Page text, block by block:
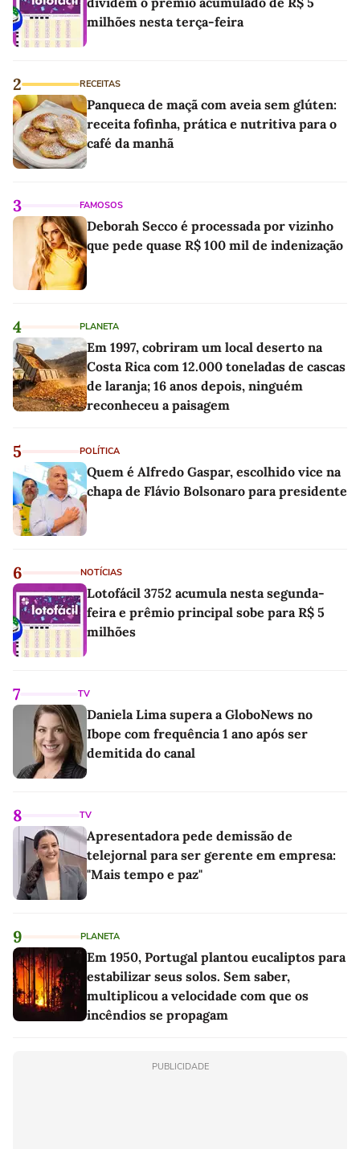
milhões nesta terça-feira
2 RECEITAS
Panqueca de maçã com aveia sem glúten:
receita fofinha, prática e nutritiva para o
café da manhã
3 FAMOSOS
Deborah Secco é processada por vizinho
que pede quase R$ 100 mil de indenização
4 PLANETA
Em 1997, cobriram um local deserto na
Costa Rica com 12.000 toneladas de cascas
de laranja; 16 anos depois, ninguém
reconheceu a paisagem
5 POLÍTICA
Quem é Alfredo Gaspar, escolhido vice na
chapa de Flávio Bolsonaro para presidente
6 NOTÍCIAS
Lotofácil 3752 acumula nesta segunda-
feira e prêmio principal sobe para R$ 5
milhões
7 TV
Daniela Lima supera a GloboNews no
Ibope com frequência 1 ano após ser
demitida do canal
8 TV
Apresentadora pede demissão de
telejornal para ser gerente em empresa:
"Mais tempo e paz"
9 PLANETA
Em 1950, Portugal plantou eucaliptos para
estabilizar seus solos. Sem saber,
multiplicou a velocidade com que os
incêndios se propagam
PUBLICIDADE